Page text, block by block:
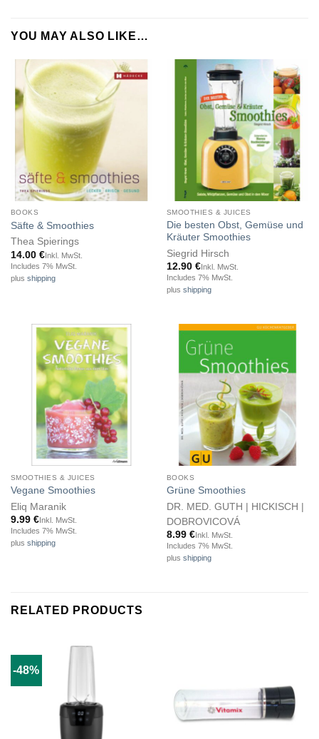
YOU MAY ALSO LIKE…
BOOKS
Säfte & Smoothies
Thea Spierings
14.00 €Inkl. MwSt.
Includes 7% MwSt.
plus shipping
SMOOTHIES & JUICES
Die besten Obst, Gemüse und
Kräuter Smoothies
Siegrid Hirsch
12.90 €Inkl. MwSt.
Includes 7% MwSt.
plus shipping
SMOOTHIES & JUICES
Vegane Smoothies
Eliq Maranik
9.99 €Inkl. MwSt.
Includes 7% MwSt.
plus shipping
BOOKS
Grüne Smoothies
DR. MED. GUTH | HICKISCH |
DOBROVICOVÁ
8.99 €Inkl. MwSt.
Includes 7% MwSt.
plus shipping
RELATED PRODUCTS
-48%